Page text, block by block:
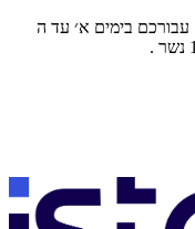
עבורכם בימים א׳ עד ה